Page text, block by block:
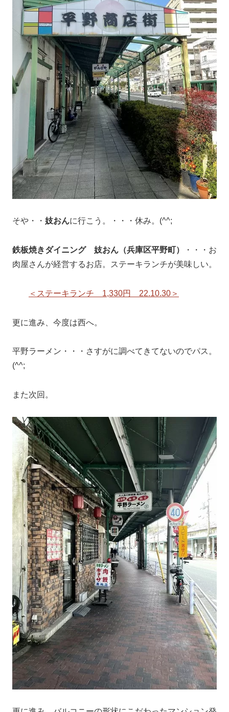
そや・・ 妓おんに行こう。・・・休み。(^^;
鉄板焼きダイニング 妓おん（兵庫区平野町）
・・・お
肉屋さんが経営するお店。ステーキランチが美味しい。
＜ステーキランチ 1,330円 22.10.30＞
更に進み、今度は西へ。
平野ラーメン・・・さすがに調べてきてないのでパス。
(^^;
また次回。